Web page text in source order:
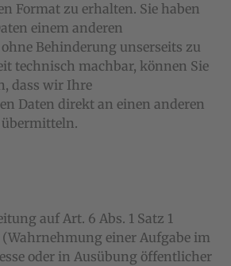
Format zu erhalten. Sie haben
einem anderen
Behinderung unserseits zu
technisch machbar, können Sie
dass wir Ihre
Daten direkt an einen anderen
auf Art. 6 Abs. 1 Satz 1
(Wahrnehmung einer Aufgabe im
oder in Ausübung öffentlicher